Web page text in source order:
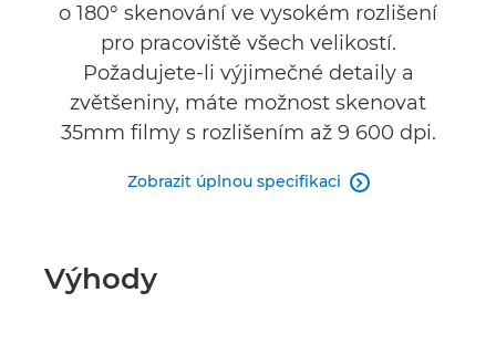
o 180° skenování ve vysokém rozlišení
pro pracoviště všech velikostí.
Požadujete-li výjimečné detaily a
zvětšeniny, máte možnost skenovat
35mm filmy s rozlišením až 9 600 dpi.
Zobrazit úplnou specifikaci 
Výhody